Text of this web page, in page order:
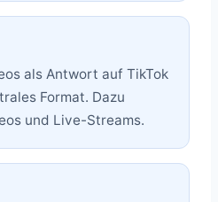
als Antwort auf TikTok
Format. Dazu
und Live-Streams.